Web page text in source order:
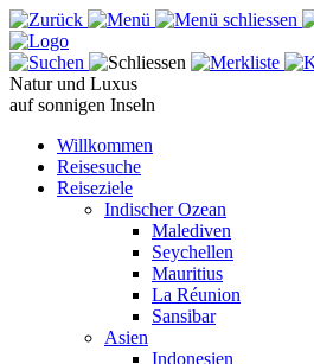
Natur und Luxus
auf sonnigen Inseln
Willkommen
Reisesuche
Reiseziele
Indischer Ozean
Malediven
Seychellen
Mauritius
La Réunion
Sansibar
Asien
Indonesien